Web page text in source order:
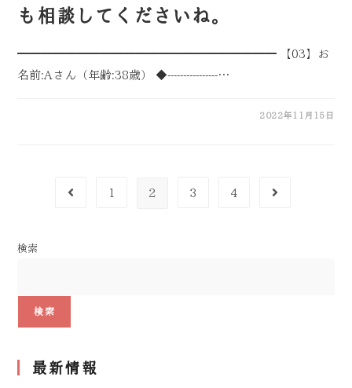
も相談してくださいね。
━━━━━━━━━━━━━━━━━━━━━━ 【03】お
名前:Aさん（年齢:38歳） ◆----------------…
2022年11月15日
1 2 3 4
検索
検索
最新情報